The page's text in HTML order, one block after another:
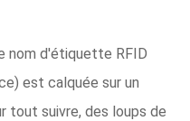
nom d'étiquette RFID
est calquée sur un
tout suivre, des loups de